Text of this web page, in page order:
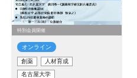
特別会員開催
オンライン
創薬
人材育成
名古屋大学